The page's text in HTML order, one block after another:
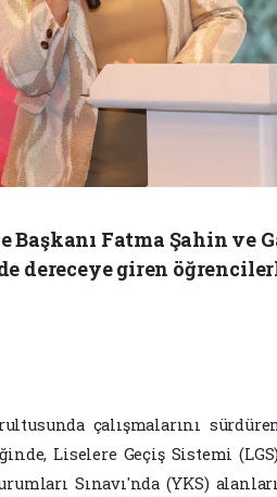
Başkanı Fatma Şahin ve
dereceye giren
çalışmalarını
Liselere Geçiş Sistemi
Sınavı'nda (YKS)